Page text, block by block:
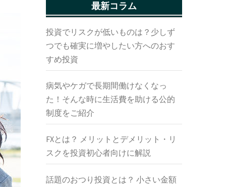
最新コラム
投資でリスクが低いものは？少しず
つでも確実に増やしたい方へのおす
すめ投資
病気やケガで長期間働けなくなっ
た！そんな時に生活費を助ける公的
制度をご紹介
FXとは？ メリットとデメリット・リ
スクを投資初心者向けに解説
話題のおつり投資とは？ 小さい金額